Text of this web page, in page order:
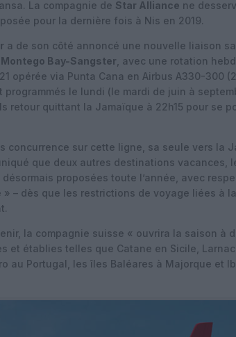
La compagnie de Star Alliance ne
pour la dernière fois à Nis en 2019.
a de son côté annoncé une nouvelle liaison
Montego Bay-Sangster , avec une rotation
opérée via Punta Cana en Airbus A330-300
le lundi (le mardi de juin à
retour quittant la Jamaïque à 22h15 pour se
concurrence sur cette ligne, sa seule vers la
que deux autres destinations vacances,
désormais proposées toute l’année, avec
» – dès que les restrictions de voyage liées à
la compagnie suisse « ouvrira la saison à
et établies telles que Catane en Sicile,
au Portugal, les îles Baléares à Majorque et